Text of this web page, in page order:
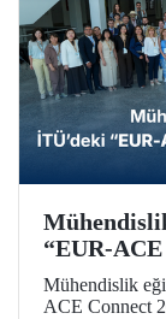
“EUR-
Konuşuldu
Mühendislik
ACE Connect